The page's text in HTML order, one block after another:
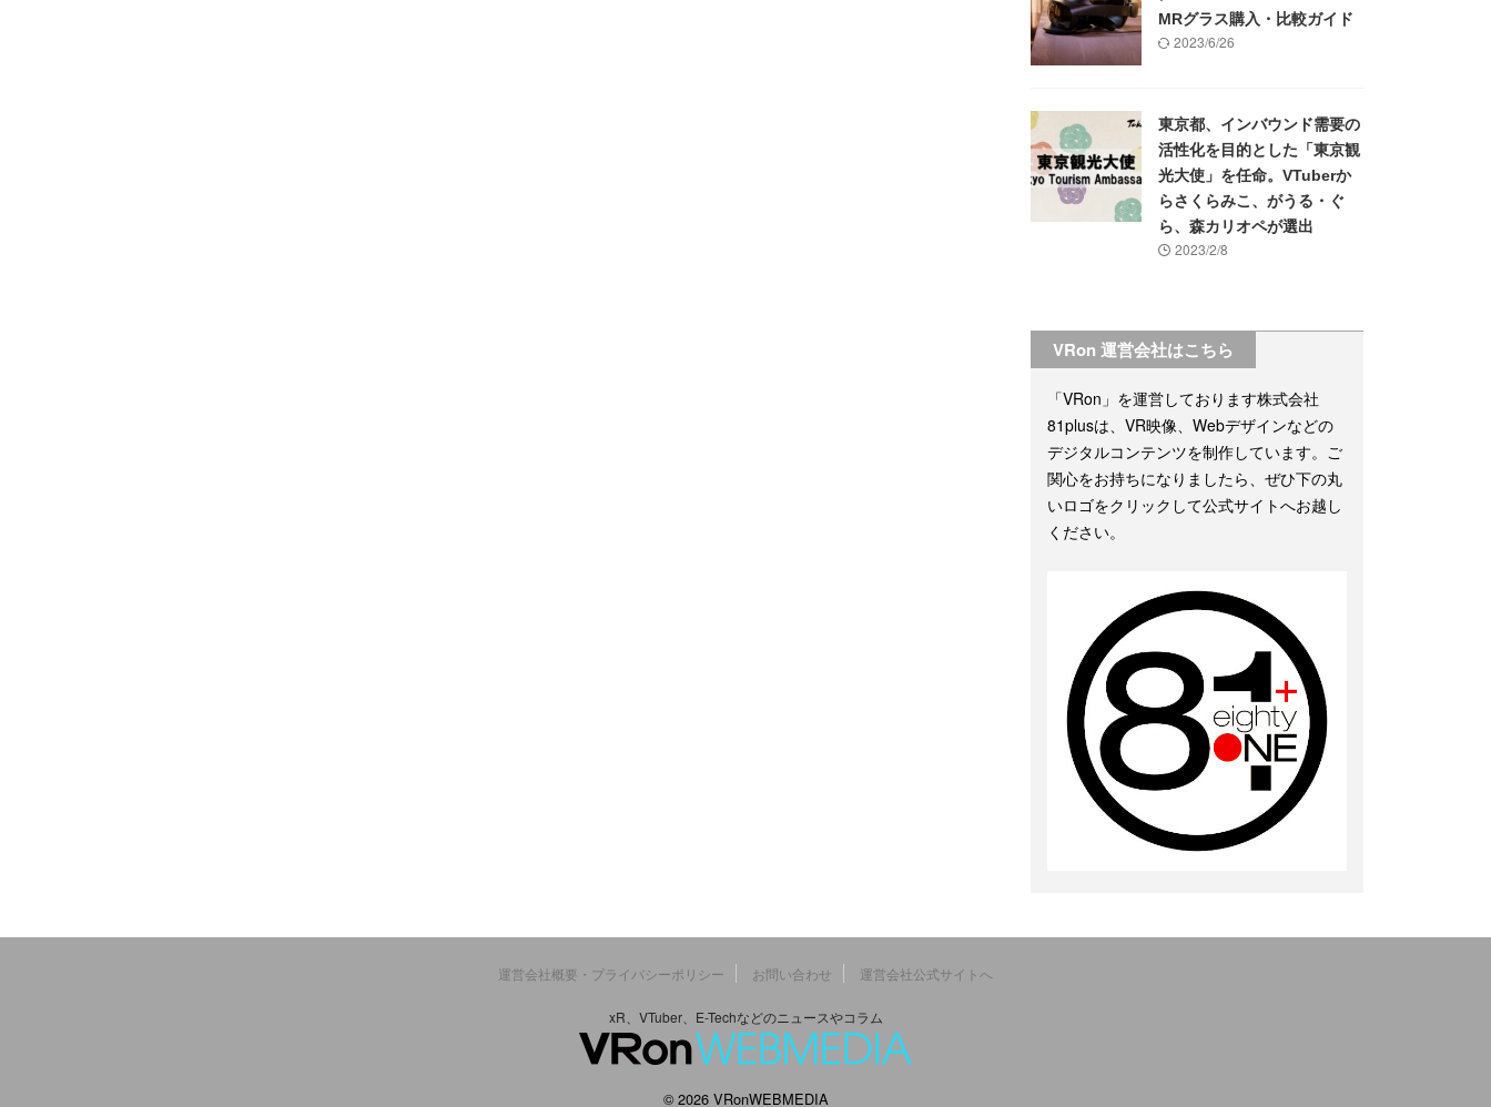
MRグラス購入・比較ガイド
2023/6/26
東京都、インバウンド需要の
活性化を目的とした「東京観
光大使」を任命。VTuberか
らさくらみこ、がうる・ぐ
ら、森カリオペが選出
2023/2/8
VRon 運営会社はこちら
「VRon」を運営しております株式会社
81plusは、VR映像、Webデザインなどの
デジタルコンテンツを制作しています。ご
関心をお持ちになりましたら、ぜひ下の丸
いロゴをクリックして公式サイトへお越し
ください。
運営会社概要・プライバシーポリシー お問い合わせ 運営会社公式サイトへ
xR、VTuber、E-Techなどのニュースやコラム
© 2026 VRonWEBMEDIA